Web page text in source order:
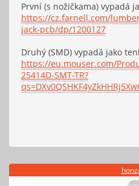
První (s nožičkama) vypadá
https://cz.farnell.com/
jack-pcb/dp/1200127
Druhý (SMD) vypadá jako
https://eu.mouser.com/
25414D-SMT-TR?